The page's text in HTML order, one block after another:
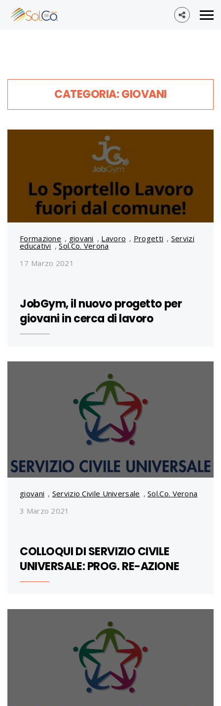
CATEGORIA: GIOVANI
Formazione , giovani , Lavoro , Progetti , Servizi
educativi ,Sol.Co. Verona
17 Marzo 2021
JobGym, il nuovo progetto per
giovani in cerca di lavoro
giovani , Servizio Civile Universale ,Sol.Co. Verona
3 Marzo 2021
COLLOQUI DI SERVIZIO CIVILE
UNIVERSALE: PROG. RE-AZIONE